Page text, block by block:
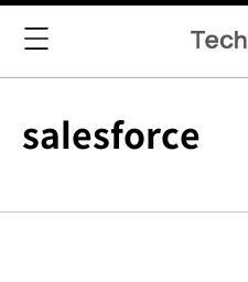
salesforce